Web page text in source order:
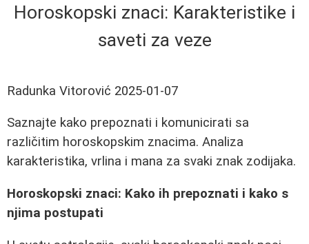
Horoskopski znaci: Karakteristike i
saveti za veze
Radunka Vitorović 2025-01-07
Saznajte kako prepoznati i komunicirati sa
različitim horoskopskim znacima. Analiza
karakteristika, vrlina i mana za svaki znak zodijaka.
Horoskopski znaci: Kako ih prepoznati i kako s
njima postupati